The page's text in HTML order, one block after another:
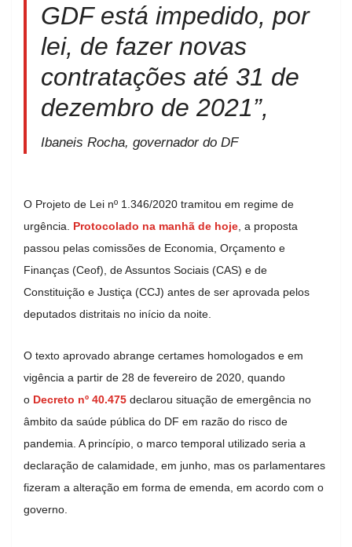
GDF está impedido, por
lei, de fazer novas
contratações até 31 de
dezembro de 2021”,
Ibaneis Rocha, governador do DF
O Projeto de Lei nº 1.346/2020 tramitou em regime de
urgência. Protocolado na manhã de hoje , a proposta
passou pelas comissões de Economia, Orçamento e
Finanças (Ceof), de Assuntos Sociais (CAS) e de
Constituição e Justiça (CCJ) antes de ser aprovada pelos
deputados distritais no início da noite.
O texto aprovado abrange certames homologados e em
vigência a partir de 28 de fevereiro de 2020, quando
o Decreto nº 40.475 declarou situação de emergência no
âmbito da saúde pública do DF em razão do risco de
pandemia. A princípio, o marco temporal utilizado seria a
declaração de calamidade, em junho, mas os parlamentares
fizeram a alteração em forma de emenda, em acordo com o
governo.